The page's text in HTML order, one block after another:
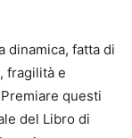
dinamica, fatta di
fragilità e
questi
del Libro di